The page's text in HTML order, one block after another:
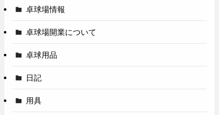
卓球場情報
卓球場開業について
卓球用品
日記
用具